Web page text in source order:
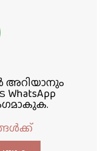
അറിയാനും